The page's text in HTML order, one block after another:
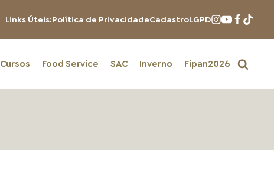
Links Úteis:Política de PrivacidadeCadastroLGPD
Cursos Food Service SAC Inverno Fipan2026